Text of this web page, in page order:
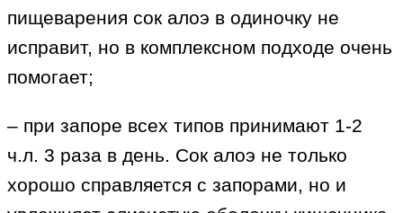
пищеварения сок алоэ в одиночку не
исправит, но в комплексном подходе очень
помогает;
– при запоре всех типов принимают 1-2
ч.л. 3 раза в день. Сок алоэ не только
хорошо справляется с запорами, но и